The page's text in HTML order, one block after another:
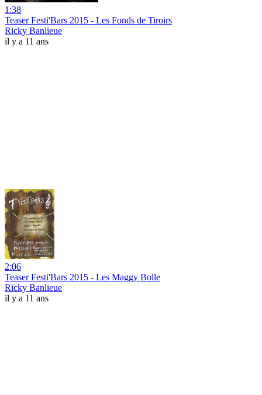
1:38
Teaser Festi'Bars 2015 - Les Fonds de Tiroirs
Ricky Banlieue
il y a 11 ans
2:06
Teaser Festi'Bars 2015 - Les Maggy Bolle
Ricky Banlieue
il y a 11 ans